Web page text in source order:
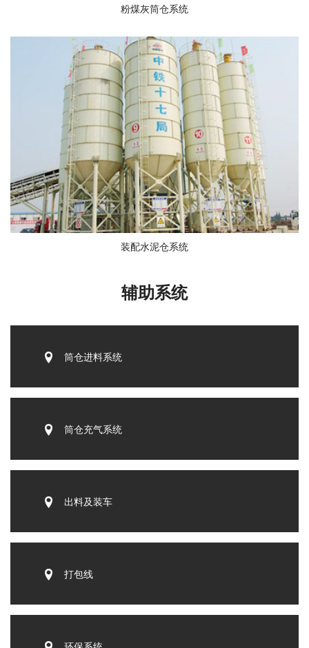
粉煤灰筒仓系统
装配水泥仓系统
辅助系统
筒仓进料系统
筒仓充气系统
出料及装车
打包线